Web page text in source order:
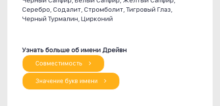
Серебро, Содалит, Стромболит, Тигровый Глаз,
Черный Турмалин, Цирконий
Узнать больше об имени Дрейвн
Совместимость
Значение букв имени